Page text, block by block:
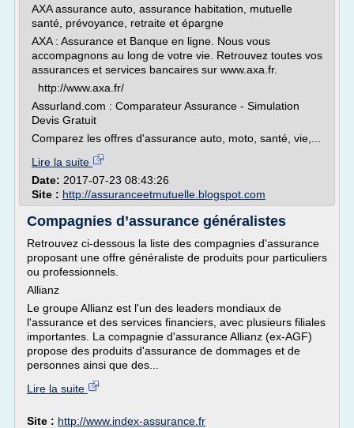
AXA assurance auto, assurance habitation, mutuelle
santé, prévoyance, retraite et épargne
AXA : Assurance et Banque en ligne. Nous vous
accompagnons au long de votre vie. Retrouvez toutes vos
assurances et services bancaires sur www.axa.fr.
http://www.axa.fr/
Assurland.com : Comparateur Assurance - Simulation
Devis Gratuit
Comparez les offres d'assurance auto, moto, santé, vie,...
Lire la suite
Date: 2017-07-23 08:43:26
Site : http://assuranceetmutuelle.blogspot.com
Compagnies d’assurance généralistes
Retrouvez ci-dessous la liste des compagnies d'assurance
proposant une offre généraliste de produits pour particuliers
ou professionnels.
Allianz
Le groupe Allianz est l'un des leaders mondiaux de
l'assurance et des services financiers, avec plusieurs filiales
importantes. La compagnie d'assurance Allianz (ex-AGF)
propose des produits d'assurance de dommages et de
personnes ainsi que des...
Lire la suite
Site : http://www.index-assurance.fr